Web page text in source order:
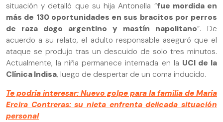
situación y detalló que su hija Antonella “fue mordida en
más de 130 oportunidades en sus bracitos por perros
de raza dogo argentino y mastín napolitano”. De
acuerdo a su relato, el adulto responsable aseguró que el
ataque se produjo tras un descuido de solo tres minutos.
Actualmente, la niña permanece internada en la UCI de la
Clínica Indisa, luego de despertar de un coma inducido.
Te podría interesar: Nuevo golpe para la familia de María
Ercira Contreras: su nieta enfrenta delicada situación
personal